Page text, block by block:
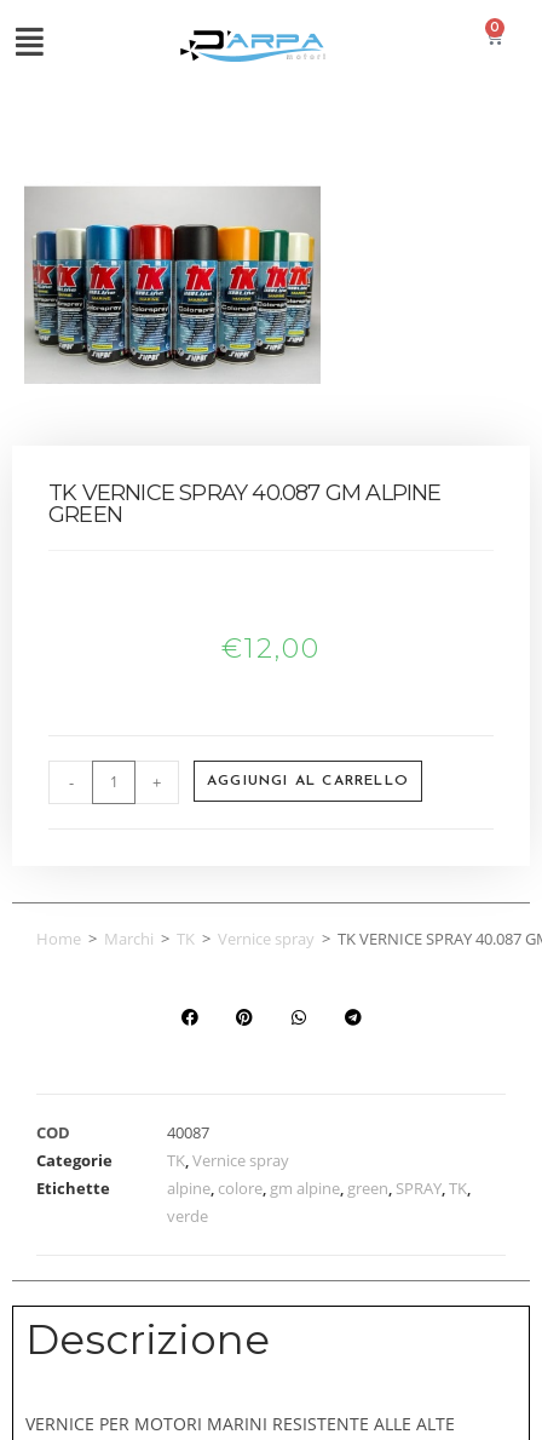
0
TK VERNICE SPRAY 40.087 GM ALPINE
GREEN
€12,00
- + AGGIUNGI AL CARRELLO
Home > Marchi > TK > Vernice spray > TK VERNICE SPRAY 40.087
COD
40087
Categorie
TK,Vernice spray
Etichette
alpine, colore, gm alpine, green, SPRAY,TK,
verde
Descrizione
VERNICE PER MOTORI MARINI RESISTENTE ALLE ALTE